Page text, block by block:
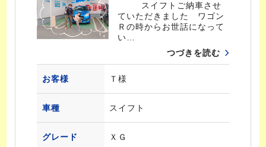
スイフトご納車させ
ていただきました ワゴン
Ｒの時からお世話になって
い…
つづきを読む
お客様 Ｔ様
車種 スイフト
グレード ＸＧ